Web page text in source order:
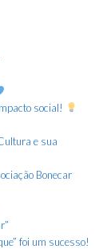
social!
e sua
Bonecar
foi um sucesso!